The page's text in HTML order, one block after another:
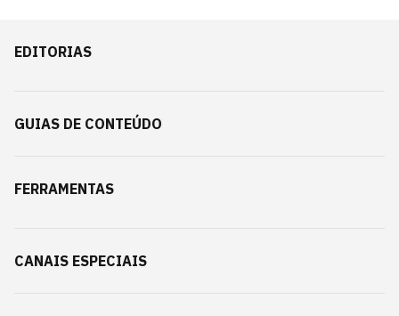
EDITORIAS
GUIAS DE CONTEÚDO
FERRAMENTAS
CANAIS ESPECIAIS